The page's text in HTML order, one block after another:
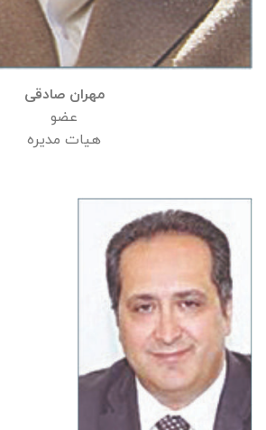
مهران صادقی
عضو
هیات مدیره